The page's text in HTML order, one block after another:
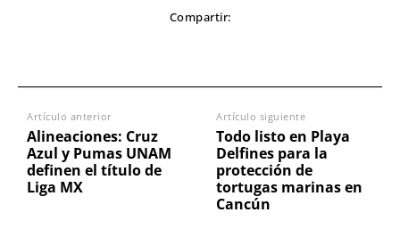
Compartir:
Artículo anterior
Alineaciones: Cruz
Azul y Pumas UNAM
definen el título de
Liga MX
Artículo siguiente
Todo listo en Playa
Delfines para la
protección de
tortugas marinas en
Cancún